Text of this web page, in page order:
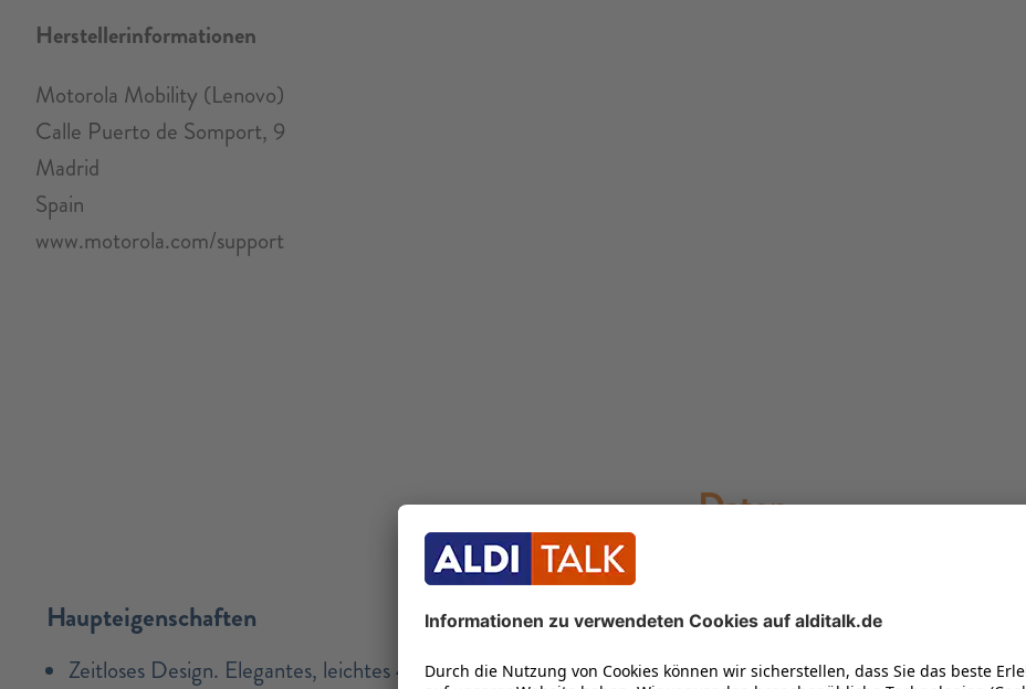
Herstellerinformationen
Motorola Mobility (Lenovo)
Calle Puerto de Somport, 9
Madrid
Spain
www.motorola.com/support
Daten
Haupteigenschaften
Zeitloses Design. Elegantes, leichtes 47-mm-Design mit
Standardinformationen
Artikelnummer: 30042787